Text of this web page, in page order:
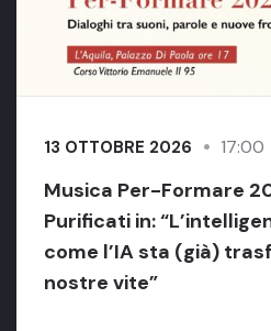
13 OTTOBRE 2026 17:00
Musica Per-Formare
Purificati in:
come l’IA sta (già)
nostre vite”